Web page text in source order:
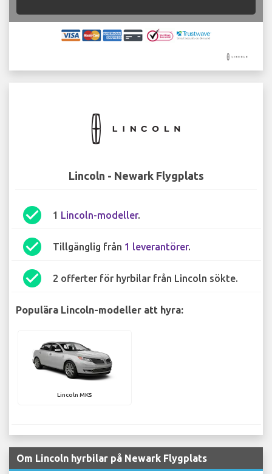
Lincoln - Newark Flygplats
check_circle 1 Lincoln-modeller.
check_circle Tillgänglig från 1 leverantörer.
check_circle 2 offerter för hyrbilar från Lincoln sökte.
Populära Lincoln-modeller att hyra:
Lincoln MKS
Om Lincoln hyrbilar på Newark Flygplats